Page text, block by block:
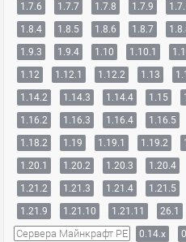
1.7.6
1.7.7 1.7.8 1.7.9
1.8.4
1.8.5 1.8.6 1.8.7
1.9.3
1.9.4 1.10 1.10.1
1.12
1.12.1 1.12.2 1.13
1.14.2
1.14.3 1.14.4 1.15
1.16.2
1.16.3 1.16.4 1.16.5
1.18.2
1.19 1.19.1 1.19.2
1.20.1
1.20.2 1.20.3 1.20.4
1.21.2
1.21.3 1.21.4 1.21.5
1.21.9
1.21.10 1.21.11 26.1
Сервера Майнкрафт PE 0.14.x